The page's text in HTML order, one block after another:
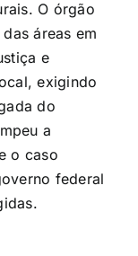
O órgão
áreas em
e
exigindo
do
a
o caso
federal